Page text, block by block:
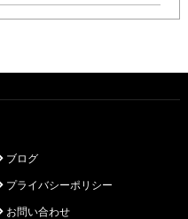
ブログ
プライバシーポリシー
お問い合わせ